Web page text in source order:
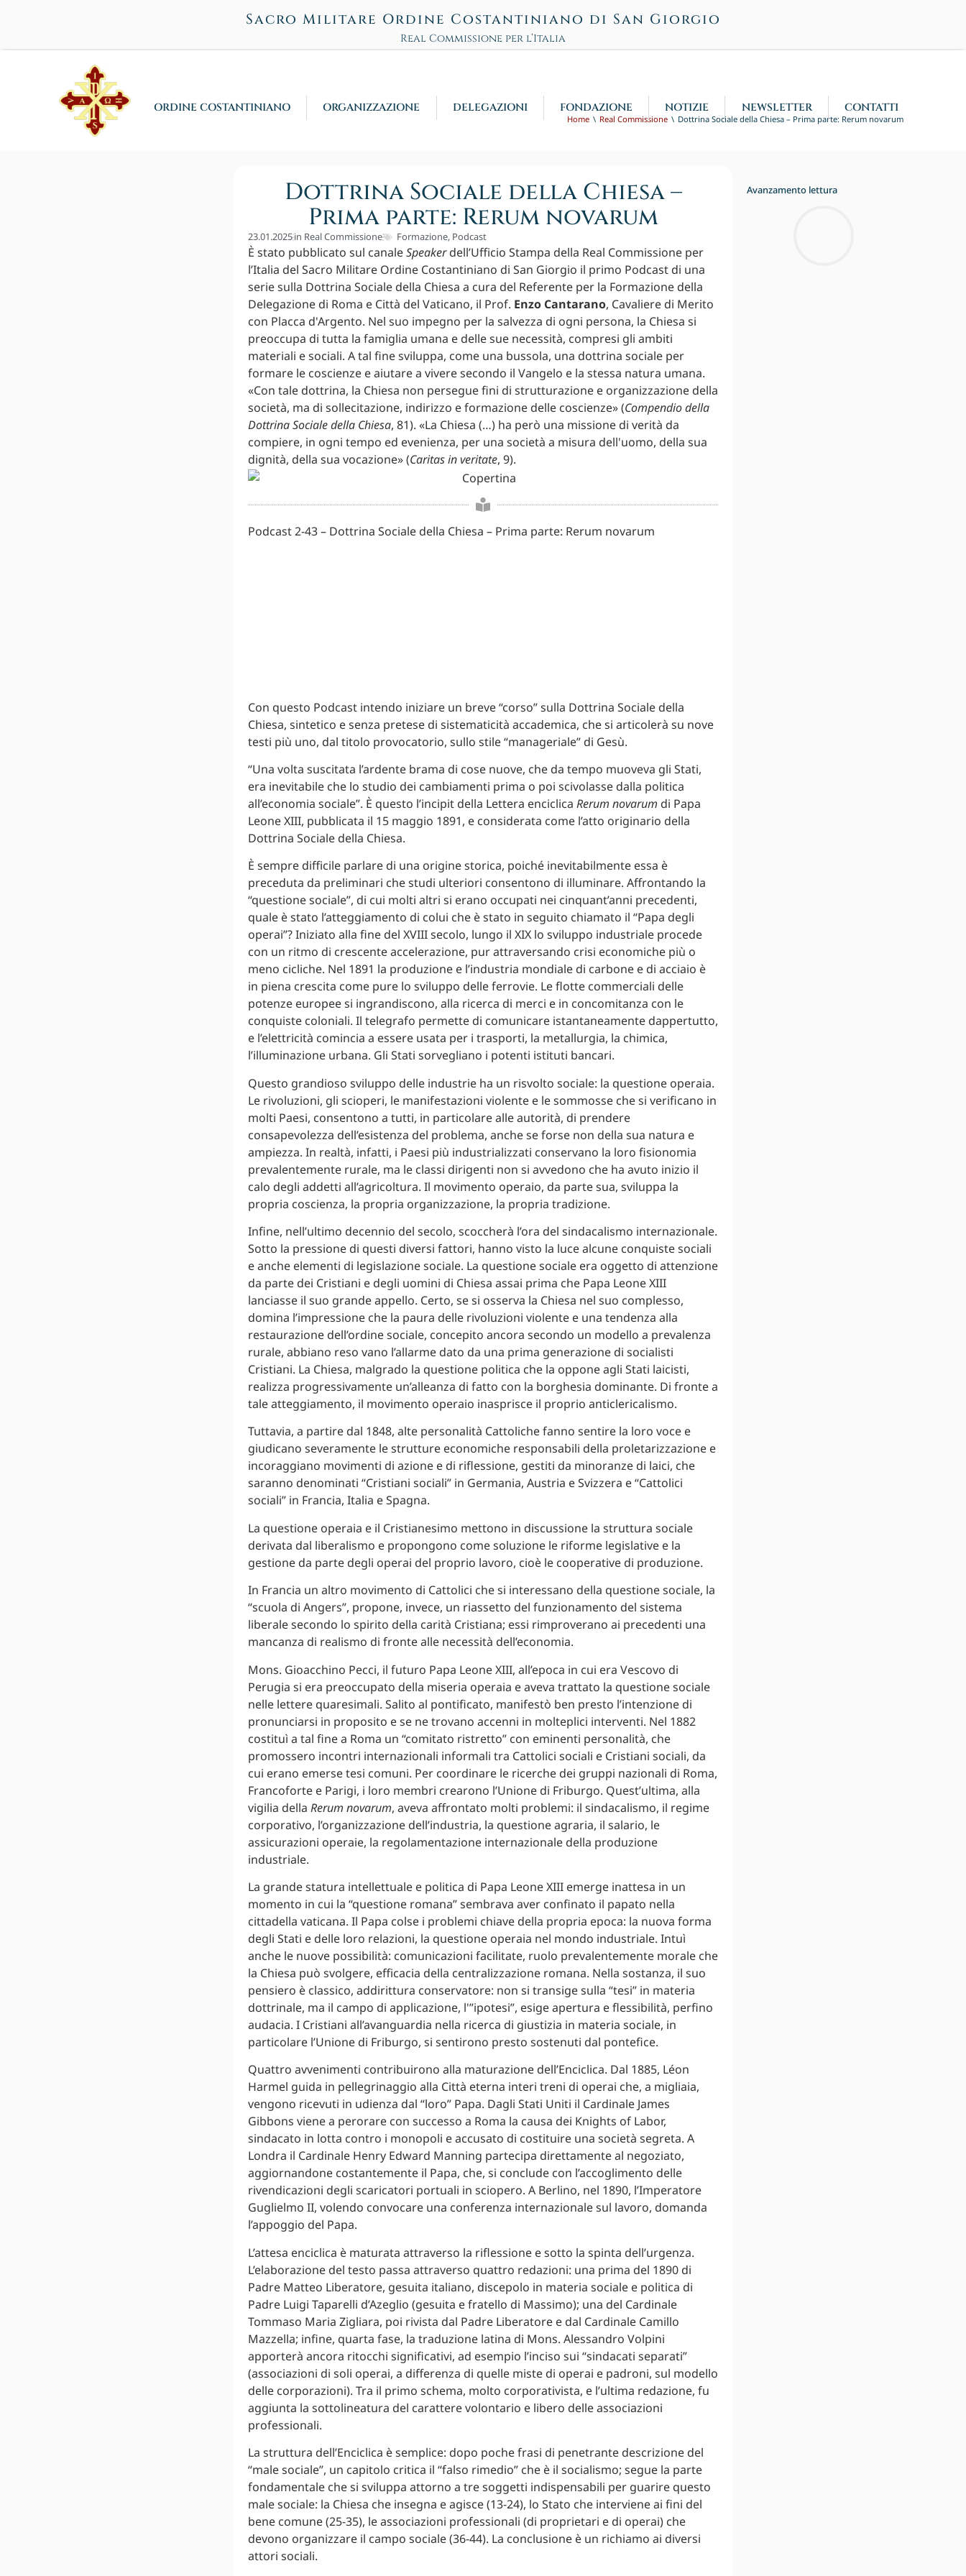
Sacro Militare Ordine Costantiniano di San Giorgio
Real Commissione per l’Italia
ORDINE COSTANTINIANO ORGANIZZAZIONE DELEGAZIONI FONDAZIONE NOTIZIE NEWSLETTER CONTATTI
Home Real Commissione Dottrina Sociale della Chiesa – Prima parte: Rerum novarum
Dottrina Sociale della Chiesa –
Prima parte: Rerum novarum
23.01.2025in Real Commissione Formazione, Podcast
È stato pubblicato sul canaleSpeakerdell’Ufficio Stampa della Real Commissione per
l’Italia del Sacro Militare Ordine Costantiniano di San Giorgio il primo Podcast di una
serie sulla Dottrina Sociale della Chiesa a cura del Referente per la Formazione della
Delegazione di Roma e Città del Vaticano, il Prof. Enzo Cantarano, Cavaliere di Merito
con Placca d'Argento. Nel suo impegno per la salvezza di ogni persona, la Chiesa si
preoccupa di tutta la famiglia umana e delle sue necessità, compresi gli ambiti
materiali e sociali. A tal fine sviluppa, come una bussola, una dottrina sociale per
formare le coscienze e aiutare a vivere secondo il Vangelo e la stessa natura umana.
«Con tale dottrina, la Chiesa non persegue fini di strutturazione e organizzazione della
società, ma di sollecitazione, indirizzo e formazione delle coscienze» (Compendio della
Dottrina Sociale della Chiesa, 81). «La Chiesa (…) ha però una missione di verità da
compiere, in ogni tempo ed evenienza, per una società a misura dell'uomo, della sua
dignità, della sua vocazione» (Caritas in veritate, 9).
Podcast 2-43 – Dottrina Sociale della Chiesa – Prima parte: Rerum novarum
Con questo Podcast intendo iniziare un breve “corso” sulla Dottrina Sociale della
Chiesa, sintetico e senza pretese di sistematicità accademica, che si articolerà su nove
testi più uno, dal titolo provocatorio, sullo stile “manageriale” di Gesù.
“Una volta suscitata l’ardente brama di cose nuove, che da tempo muoveva gli Stati,
era inevitabile che lo studio dei cambiamenti prima o poi scivolasse dalla politica
all’economia sociale”. È questo l’incipit della Lettera enciclica Rerum novarum di Papa
Leone XIII, pubblicata il 15 maggio 1891, e considerata come l’atto originario della
Dottrina Sociale della Chiesa.
È sempre difficile parlare di una origine storica, poiché inevitabilmente essa è
preceduta da preliminari che studi ulteriori consentono di illuminare. Affrontando la
“questione sociale”, di cui molti altri si erano occupati nei cinquant’anni precedenti,
quale è stato l’atteggiamento di colui che è stato in seguito chiamato il “Papa degli
operai”? Iniziato alla fine del XVIII secolo, lungo il XIX lo sviluppo industriale procede
con un ritmo di crescente accelerazione, pur attraversando crisi economiche più o
meno cicliche. Nel 1891 la produzione e l’industria mondiale di carbone e di acciaio è
in piena crescita come pure lo sviluppo delle ferrovie. Le flotte commerciali delle
potenze europee si ingrandiscono, alla ricerca di merci e in concomitanza con le
conquiste coloniali. Il telegrafo permette di comunicare istantaneamente dappertutto,
e l’elettricità comincia a essere usata per i trasporti, la metallurgia, la chimica,
l’illuminazione urbana. Gli Stati sorvegliano i potenti istituti bancari.
Questo grandioso sviluppo delle industrie ha un risvolto sociale: la questione operaia.
Le rivoluzioni, gli scioperi, le manifestazioni violente e le sommosse che si verificano in
molti Paesi, consentono a tutti, in particolare alle autorità, di prendere
consapevolezza dell’esistenza del problema, anche se forse non della sua natura e
ampiezza. In realtà, infatti, i Paesi più industrializzati conservano la loro fisionomia
prevalentemente rurale, ma le classi dirigenti non si avvedono che ha avuto inizio il
calo degli addetti all’agricoltura. Il movimento operaio, da parte sua, sviluppa la
propria coscienza, la propria organizzazione, la propria tradizione.
Infine, nell’ultimo decennio del secolo, scoccherà l’ora del sindacalismo internazionale.
Sotto la pressione di questi diversi fattori, hanno visto la luce alcune conquiste sociali
e anche elementi di legislazione sociale. La questione sociale era oggetto di attenzione
da parte dei Cristiani e degli uomini di Chiesa assai prima che Papa Leone XIII
lanciasse il suo grande appello. Certo, se si osserva la Chiesa nel suo complesso,
domina l’impressione che la paura delle rivoluzioni violente e una tendenza alla
restaurazione dell’ordine sociale, concepito ancora secondo un modello a prevalenza
rurale, abbiano reso vano l’allarme dato da una prima generazione di socialisti
Cristiani. La Chiesa, malgrado la questione politica che la oppone agli Stati laicisti,
realizza progressivamente un’alleanza di fatto con la borghesia dominante. Di fronte a
tale atteggiamento, il movimento operaio inasprisce il proprio anticlericalismo.
Tuttavia, a partire dal 1848, alte personalità Cattoliche fanno sentire la loro voce e
giudicano severamente le strutture economiche responsabili della proletarizzazione e
incoraggiano movimenti di azione e di riflessione, gestiti da minoranze di laici, che
saranno denominati “Cristiani sociali” in Germania, Austria e Svizzera e “Cattolici
sociali” in Francia, Italia e Spagna.
La questione operaia e il Cristianesimo mettono in discussione la struttura sociale
derivata dal liberalismo e propongono come soluzione le riforme legislative e la
gestione da parte degli operai del proprio lavoro, cioè le cooperative di produzione.
In Francia un altro movimento di Cattolici che si interessano della questione sociale, la
“scuola di Angers”, propone, invece, un riassetto del funzionamento del sistema
liberale secondo lo spirito della carità Cristiana; essi rimproverano ai precedenti una
mancanza di realismo di fronte alle necessità dell’economia.
Mons. Gioacchino Pecci, il futuro Papa Leone XIII, all’epoca in cui era Vescovo di
Perugia si era preoccupato della miseria operaia e aveva trattato la questione sociale
nelle lettere quaresimali. Salito al pontificato, manifestò ben presto l’intenzione di
pronunciarsi in proposito e se ne trovano accenni in molteplici interventi. Nel 1882
costituì a tal fine a Roma un “comitato ristretto” con eminenti personalità, che
promossero incontri internazionali informali tra Cattolici sociali e Cristiani sociali, da
cui erano emerse tesi comuni. Per coordinare le ricerche dei gruppi nazionali di Roma,
Francoforte e Parigi, i loro membri crearono l’Unione di Friburgo. Quest’ultima, alla
vigilia della Rerum novarum, aveva affrontato molti problemi: il sindacalismo, il regime
corporativo, l’organizzazione dell’industria, la questione agraria, il salario, le
assicurazioni operaie, la regolamentazione internazionale della produzione
industriale.
La grande statura intellettuale e politica di Papa Leone XIII emerge inattesa in un
momento in cui la “questione romana” sembrava aver confinato il papato nella
cittadella vaticana. Il Papa colse i problemi chiave della propria epoca: la nuova forma
degli Stati e delle loro relazioni, la questione operaia nel mondo industriale. Intuì
anche le nuove possibilità: comunicazioni facilitate, ruolo prevalentemente morale che
la Chiesa può svolgere, efficacia della centralizzazione romana. Nella sostanza, il suo
pensiero è classico, addirittura conservatore: non si transige sulla “tesi” in materia
dottrinale, ma il campo di applicazione, l'”ipotesi”, esige apertura e flessibilità, perfino
audacia. I Cristiani all’avanguardia nella ricerca di giustizia in materia sociale, in
particolare l’Unione di Friburgo, si sentirono presto sostenuti dal pontefice.
Quattro avvenimenti contribuirono alla maturazione dell’Enciclica. Dal 1885, Léon
Harmel guida in pellegrinaggio alla Città eterna interi treni di operai che, a migliaia,
vengono ricevuti in udienza dal “loro” Papa. Dagli Stati Uniti il Cardinale James
Gibbons viene a perorare con successo a Roma la causa dei Knights of Labor,
sindacato in lotta contro i monopoli e accusato di costituire una società segreta. A
Londra il Cardinale Henry Edward Manning partecipa direttamente al negoziato,
aggiornandone costantemente il Papa, che, si conclude con l’accoglimento delle
rivendicazioni degli scaricatori portuali in sciopero. A Berlino, nel 1890, l’Imperatore
Guglielmo II, volendo convocare una conferenza internazionale sul lavoro, domanda
l’appoggio del Papa.
L’attesa enciclica è maturata attraverso la riflessione e sotto la spinta dell’urgenza.
L’elaborazione del testo passa attraverso quattro redazioni: una prima del 1890 di
Padre Matteo Liberatore, gesuita italiano, discepolo in materia sociale e politica di
Padre Luigi Taparelli d’Azeglio (gesuita e fratello di Massimo); una del Cardinale
Tommaso Maria Zigliara, poi rivista dal Padre Liberatore e dal Cardinale Camillo
Mazzella; infine, quarta fase, la traduzione latina di Mons. Alessandro Volpini
apporterà ancora ritocchi significativi, ad esempio l’inciso sui “sindacati separati”
(associazioni di soli operai, a differenza di quelle miste di operai e padroni, sul modello
delle corporazioni). Tra il primo schema, molto corporativista, e l’ultima redazione, fu
aggiunta la sottolineatura del carattere volontario e libero delle associazioni
professionali.
La struttura dell’Enciclica è semplice: dopo poche frasi di penetrante descrizione del
“male sociale”, un capitolo critica il “falso rimedio” che è il socialismo; segue la parte
fondamentale che si sviluppa attorno a tre soggetti indispensabili per guarire questo
male sociale: la Chiesa che insegna e agisce (13-24), lo Stato che interviene ai fini del
bene comune (25-35), le associazioni professionali (di proprietari e di operai) che
devono organizzare il campo sociale (36-44). La conclusione è un richiamo ai diversi
attori sociali.
Avanzamento lettura